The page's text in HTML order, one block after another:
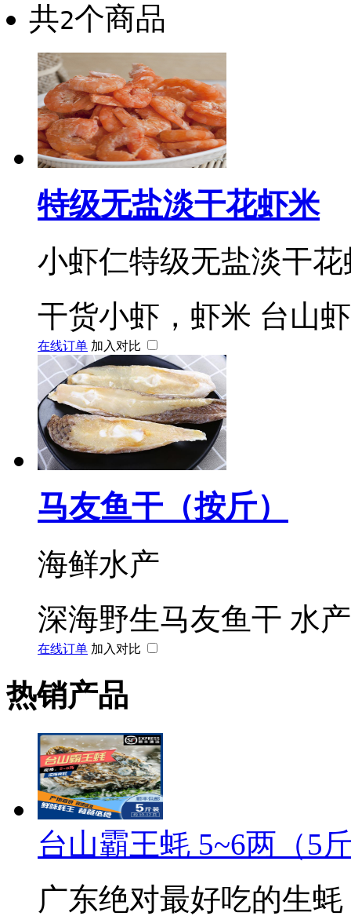
共2个商品
特级无盐淡干花虾米
小虾仁特级无盐淡干花
干货小虾，虾米 台山
在线订单 加入对比
马友鱼干（按斤）
海鲜水产
深海野生马友鱼干 水
在线订单 加入对比
热销产品
台山霸王蚝 5~6两（5
广东绝对最好吃的生蚝